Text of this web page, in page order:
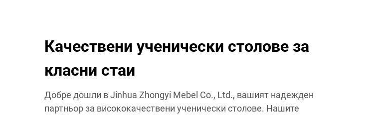
Качествени ученически столове за
класни стаи
Добре дошли в Jinhua Zhongyi Mebel Co., Ltd., вашият надежден
партньор за висококачествени ученически столове. Нашите